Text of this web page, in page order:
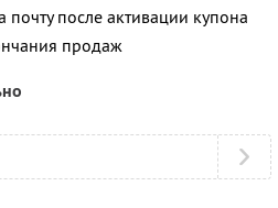
после активации купона
продаж